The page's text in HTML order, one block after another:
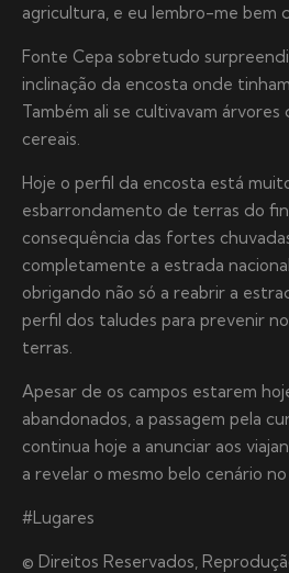
agricultura, e eu lembro-me bem
Fonte Cepa sobretudo
inclinação da encosta onde
Também ali se cultivavam
cereais.
Hoje o perfil da encosta está
esbarrondamento de terras do
consequência das fortes
completamente a estrada
obrigando não só a reabrir a
perfil dos taludes para prevenir
terras.
Apesar de os campos estarem
abandonados, a passagem pela
continua hoje a anunciar aos
a revelar o mesmo belo cenário
#Lugares
© Direitos Reservados,